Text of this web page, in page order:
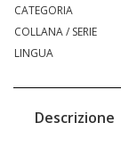
CATEGORIA
COLLANA / SERIE
LINGUA
Descrizione